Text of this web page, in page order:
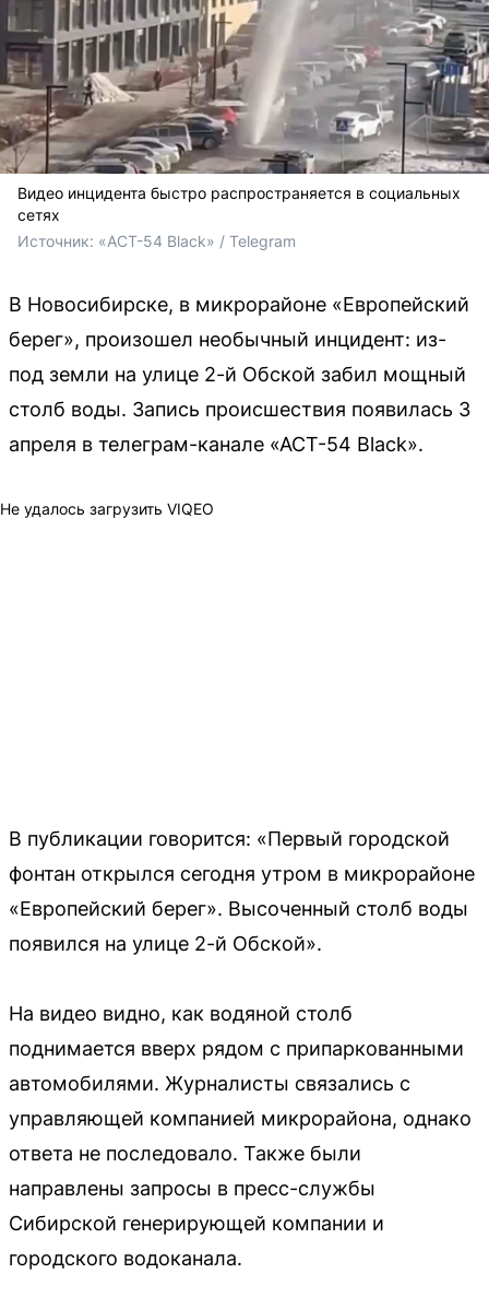
Видео инцидента быстро распространяется в социальных
сетях
Источник: «АСТ-54 Black» / Telegram
В Новосибирске, в микрорайоне «Европейский
берег», произошел необычный инцидент: из-
под земли на улице 2-й Обской забил мощный
столб воды. Запись происшествия появилась 3
апреля в телеграм-канале «АСТ-54 Black».
Не удалось загрузить VIQEO
В публикации говорится: «Первый городской
фонтан открылся сегодня утром в микрорайоне
«Европейский берег». Высоченный столб воды
появился на улице 2-й Обской».
На видео видно, как водяной столб
поднимается вверх рядом с припаркованными
автомобилями. Журналисты связались с
управляющей компанией микрорайона, однако
ответа не последовало. Также были
направлены запросы в пресс-службы
Сибирской генерирующей компании и
городского водоканала.